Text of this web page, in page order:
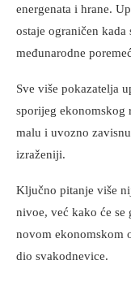
energenata i hrane.
ostaje ograničen
međunarodne
Sve više pokazatelja
sporijeg ekonomskog
malu i uvozno
izraženiji.
Ključno pitanje više
nivoe, već kako će
novom ekonomskom
dio svakodnevice.